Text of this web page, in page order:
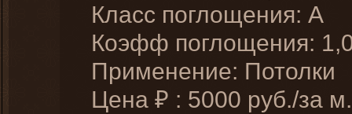
Класс поглощения: A
Коэфф поглощения:
Применение: Потолки
Цена ₽ : 5000 руб./за